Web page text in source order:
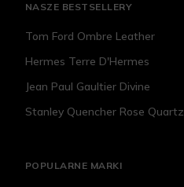
NASZE BESTSELLERY
Tom Ford Ombre Leather
Hermes Terre D'Hermes
Jean Paul Gaultier Divine
Stanley Quencher Rose Quartz
POPULARNE MARKI